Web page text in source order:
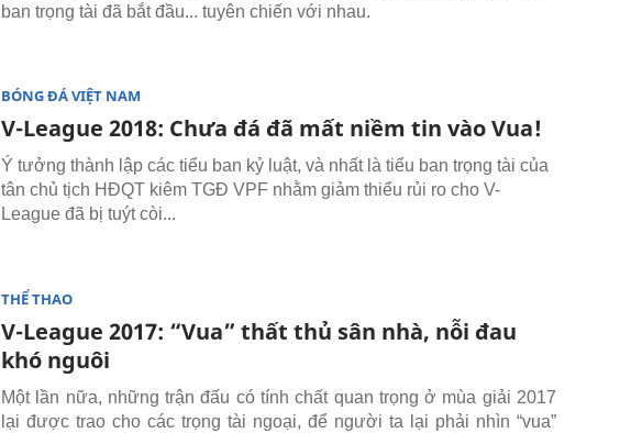
ban trọng tài đã bắt đầu... tuyên chiến với nhau.
BÓNG ĐÁ VIỆT NAM
V-League 2018: Chưa đá đã mất niềm tin vào Vua!
Ý tưởng thành lập các tiểu ban kỷ luật, và nhất là tiểu ban trọng tài của
tân chủ tịch HĐQT kiêm TGĐ VPF nhằm giảm thiểu rủi ro cho V-
League đã bị tuýt còi...
THỂ THAO
V-League 2017: “Vua” thất thủ sân nhà, nỗi đau
khó nguôi
Một lần nữa, những trận đấu có tính chất quan trọng ở mùa giải 2017
lại được trao cho các trọng tài ngoại, để người ta lại phải nhìn “vua”